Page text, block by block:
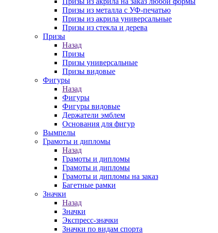
Призы из металла с УФ-печатью
Призы из акрила универсальные
Призы из стекла и дерева
Призы
Назад
Призы
Призы универсальные
Призы видовые
Фигуры
Назад
Фигуры
Фигуры видовые
Держатели эмблем
Основания для фигур
Вымпелы
Грамоты и дипломы
Назад
Грамоты и дипломы
Грамоты и дипломы
Грамоты и дипломы на заказ
Багетные рамки
Значки
Назад
Значки
Экспресс-значки
Значки по видам спорта